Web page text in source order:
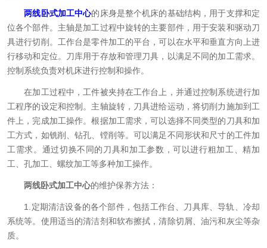
两线卧式加工中心的床身是整个机床的基础结构，用于支撑和定
位各个部件。主轴是加工过程中旋转的主要部件，用于安装和驱动刀
具进行切削。工作台是零件加工的平台，可以在水平和垂直方向上进
行移动和定位。刀库用于存放和管理刀具，以满足不同的加工需求。
控制系统负责对机床进行控制和操作。
在加工过程中，工件被夹持在工作台上，并通过控制系统进行加
工程序的设定和控制。主轴旋转，刀具进给运动，将切削力施加到工
件上，完成加工操作。根据加工需求，可以选择不同类型的刀具和加
工方式，如铣削、钻孔、镗削等。可以满足不同形状和尺寸的工件加
工需求。通过切换不同的刀具和加工参数，可以进行粗加工、精加
工、孔加工、螺纹加工等多种加工操作。
两线卧式加工中心的维护保养方法：
1.定期清洁设备的各个部件，包括工作台、刀具库、导轨、冷却
系统等。使用适当的清洁剂和软布擦拭，清除切屑、油污和灰尘等杂
质。